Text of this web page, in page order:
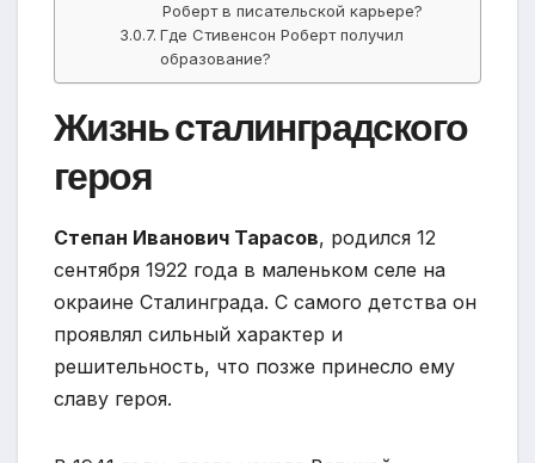
Роберт в писательской карьере?
Где Стивенсон Роберт получил
образование?
Жизнь сталинградского
героя
Степан Иванович Тарасов, родился 12
сентября 1922 года в маленьком селе на
окраине Сталинграда. С самого детства он
проявлял сильный характер и
решительность, что позже принесло ему
славу героя.